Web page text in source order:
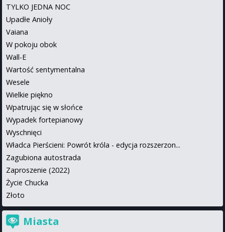
TYLKO JEDNA NOC
Upadłe Anioły
Vaiana
W pokoju obok
Wall-E
Wartość sentymentalna
Wesele
Wielkie piękno
Wpatrując się w słońce
Wypadek fortepianowy
Wyschnięci
Władca Pierścieni: Powrót króla - edycja rozszerzon...
Zagubiona autostrada
Zaproszenie (2022)
Życie Chucka
Złoto
Miasta